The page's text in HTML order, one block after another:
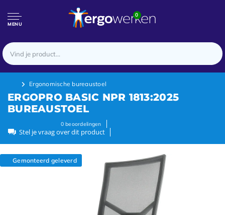
MENU
0
Ergonomische bureaustoel
ERGOPRO BASIC NPR 1813:2025
BUREAUSTOEL
0beoordelingen
Stel je vraag over dit product
Gemonteerd geleverd